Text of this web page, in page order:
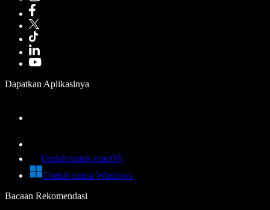
Dapatkan Aplikasinya
Unduh untuk macOS
Unduh untuk Windows
Bacaan Rekomendasi